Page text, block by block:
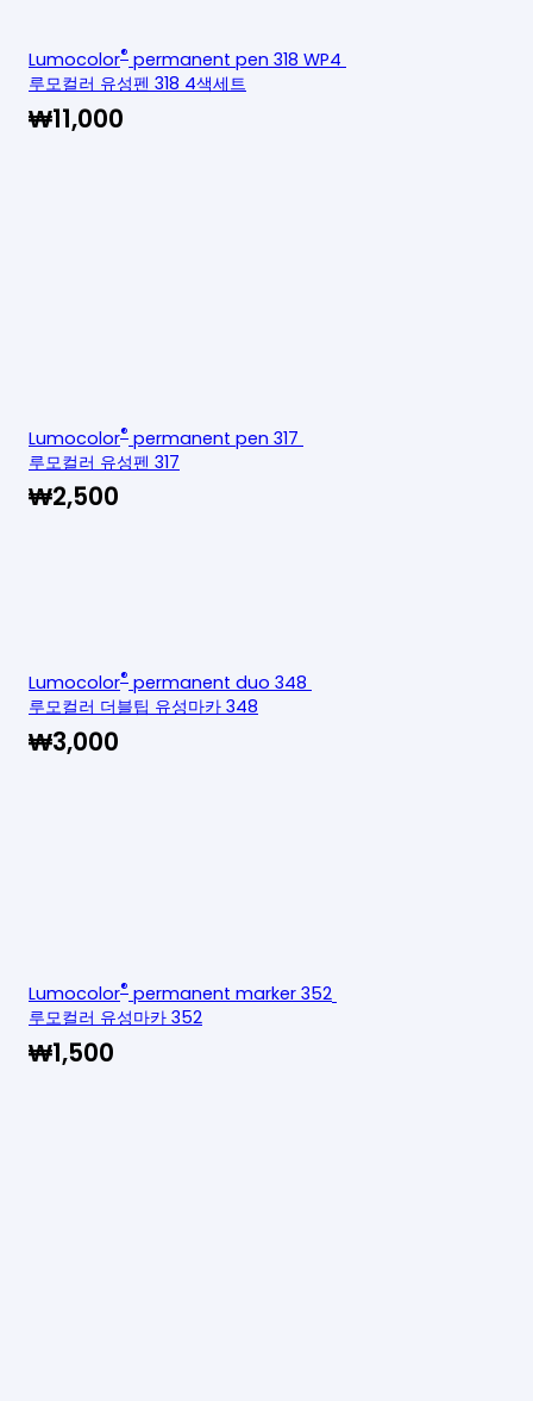
Lumocolor® permanent pen 318 WP4
루모컬러 유성펜 318 4색세트
₩11,000
Lumocolor® permanent pen 317
루모컬러 유성펜 317
₩2,500
Lumocolor® permanent duo 348
루모컬러 더블팁 유성마카 348
₩3,000
Lumocolor® permanent marker 352
루모컬러 유성마카 352
₩1,500